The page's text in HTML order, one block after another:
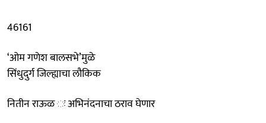
46161
‘ओम गणेश बालसभे’मुळे
सिंधुदुर्ग जिल्ह्याचा लौकिक
नितीन राऊळ ः अभिनंदनाचा ठराव घेणार